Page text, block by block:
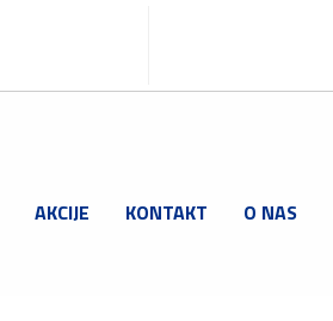
AKCIJE KONTAKT O NAS